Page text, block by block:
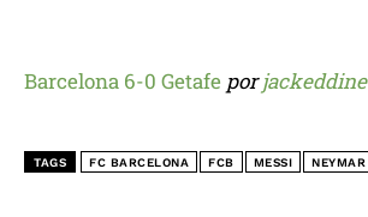
Barcelona 6-0 Getafe porjackeddine
TAGS FC BARCELONA FCB MESSI NEYMAR